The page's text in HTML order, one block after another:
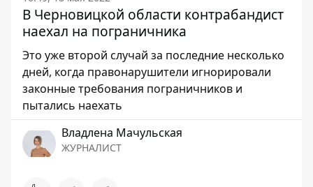
В Черновицкой области контрабандист
наехал на пограничника
Это уже второй случай за последние несколько
дней, когда правонарушители игнорировали
законные требования пограничников и
пытались наехать
Владлена Мачульская
ЖУРНАЛИСТ